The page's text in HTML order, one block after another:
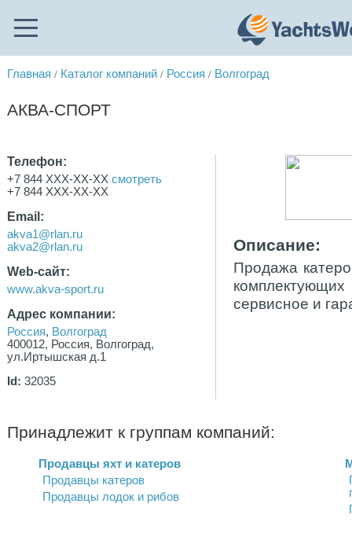
Главная / Каталог компаний / Россия / Волгоград
АКВА-СПОРТ
Телефон:
+7 844 XXX-XX-XX
+7 844 XXX-XX-XX
смотреть
Email:
akva1@rlan.ru
akva2@rlan.ru
Web-сайт:
www.akva-sport.ru
Адрес компании:
Россия, Волгоград
400012, Россия, Волгоград,
ул.Иртышская д.1
Id:32035
Описание:
Продажа
сервисное и
Принадлежит к группам компаний:
Продавцы яхт и катеров
Продавцы катеров
Продавцы лодок и рибов